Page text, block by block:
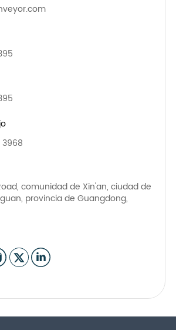
comunidad de Xin'an, ciudad de
provincia de Guangdong,